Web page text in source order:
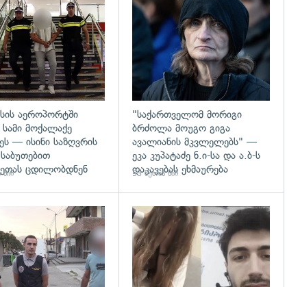
აეროპორტში
სამი მოქალაქე
— ისინი საზღვრის
ცდილობდნენ
"საქართველომ მორიგი
ბრძოლა მოუგო გიგა
ავალიანის მკვლელებს" —
ეკა კუპატაძე ნ.ი-სა და ა.ბ-ს
დაკავებას ეხმაურება
53 წუთის წინ
გადახედვა